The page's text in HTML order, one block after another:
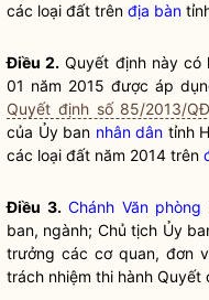
các loại đất trên địa bàn
Điều 2. Quyết định này có
01 năm 2015 được áp
Quyết định số 85/2013/
của Ủy ban nhân dân tỉnh
các loại đất năm 2014 trên
Điều 3. Chánh Văn phòng
ban, ngành; Chủ tịch Ủy
trưởng các cơ quan, đơn
trách nhiệm thi hành Quyết